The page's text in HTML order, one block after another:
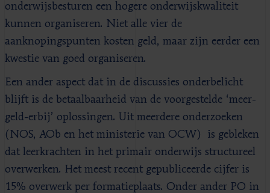
onderwijsbesturen een hogere onderwijskwaliteit
kunnen organiseren. Niet alle vier de
aanknopingspunten kosten geld, maar zijn eerder een
kwestie van goed organiseren.
Een ander aspect dat in de discussies onderbelicht
blijft is de betaalbaarheid van de voorgestelde ‘meer-
geld-erbij’ oplossingen. Uit meerdere onderzoeken
(NOS, AOb en het ministerie van OCW) is gebleken
dat leerkrachten in het primair onderwijs structureel
overwerken. Het meest recent gepubliceerde cijfer is
15% overwerk per formatieplaats. Onder ander PO in